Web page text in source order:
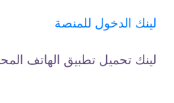
لينك الدخول للمنصة
لينك تحميل تطبيق الهاتف